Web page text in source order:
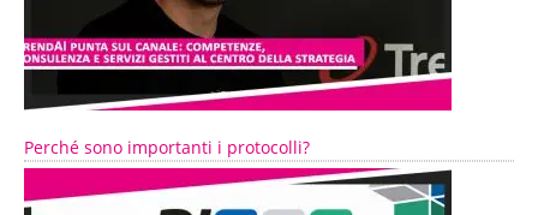
Perché sono importanti i protocolli?